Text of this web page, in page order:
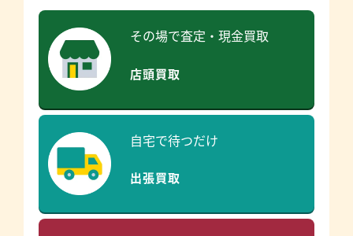
その場で査定・現金買取
店頭買取
自宅で待つだけ
出張買取